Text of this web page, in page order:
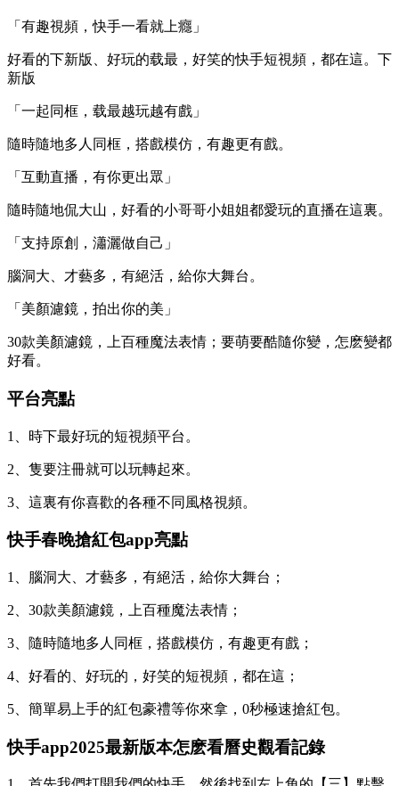
「有趣視頻，快手一看就上癮」
好看的下新版、好玩的载最，好笑的快手短視頻，都在這。下
新版
「一起同框，载最越玩越有戲」
隨時隨地多人同框，搭戲模仿， 有趣更有戲。
「互動直播，有你更出眾」
隨時隨地侃大山，好看的小哥哥小姐姐都愛玩的直播在這裏。
「支持原創，瀟灑做自己」
腦洞大、才藝多，有絕活，給你大舞台。
「美顏濾鏡，拍出你的美」
30款美顏濾鏡，上百種魔法表情；要萌要酷隨你變，怎麽變都
好看。
平台亮點
1、時下最好玩的短視頻平台。
2、隻要注冊就可以玩轉起來。
3、這裏有你喜歡的各種不同風格視頻。
快手春晚搶紅包app亮點
1、腦洞大、才藝多，有絕活，給你大舞台；
2、30款美顏濾鏡，上百種魔法表情；
3、隨時隨地多人同框，搭戲模仿，有趣更有戲；
4、好看的、好玩的，好笑的短視頻，都在這；
5、簡單易上手的紅包豪禮等你來拿，0秒極速搶紅包。
快手app2025最新版本怎麽看曆史觀看記錄